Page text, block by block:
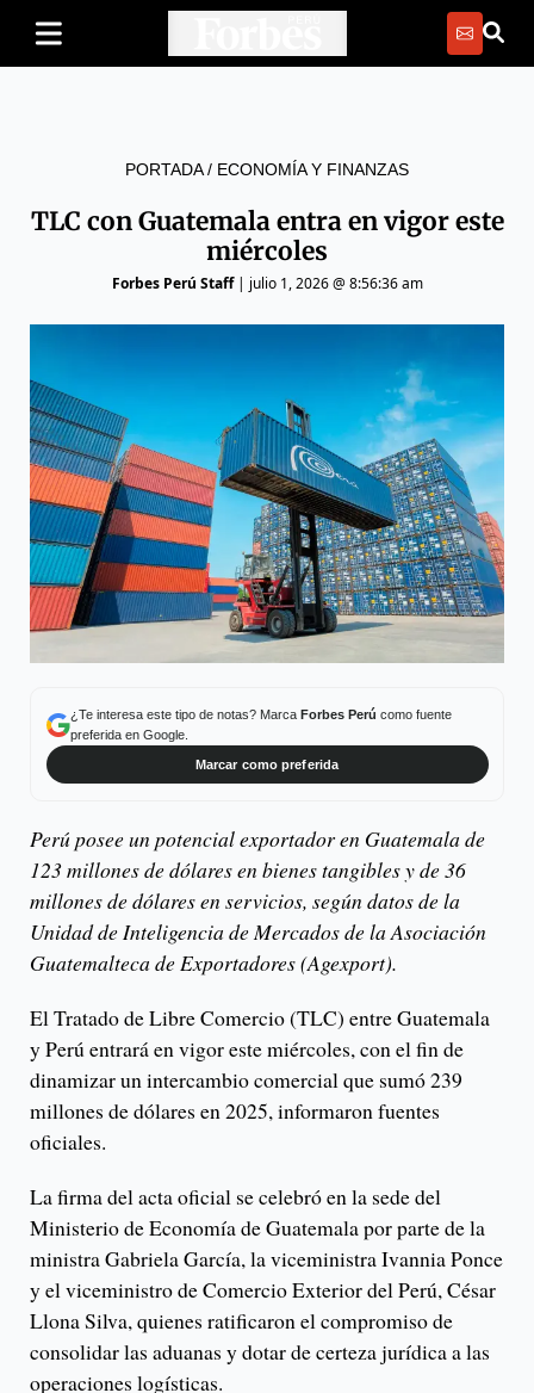
PORTADA/ ECONOMÍA Y FINANZAS
TLC con Guatemala entra en vigor este
miércoles
Forbes Perú Staff| julio 1, 2026 @ 8:56:36 am
¿Te interesa este tipo de notas? Marca Forbes Perú como fuente
preferida en Google.
Marcar como preferida
Perú posee un potencial exportador en Guatemala de
123 millones de dólares en bienes tangibles y de 36
millones de dólares en servicios, según datos de la
Unidad de Inteligencia de Mercados de la Asociación
Guatemalteca de Exportadores (Agexport).
El Tratado de Libre Comercio (TLC) entre Guatemala
y Perú entrará en vigor este miércoles, con el fin de
dinamizar un intercambio comercial que sumó 239
millones de dólares en 2025, informaron fuentes
oficiales.
La firma del acta oficial se celebró en la sede del
Ministerio de Economía de Guatemala por parte de la
ministra Gabriela García, la viceministra Ivannia Ponce
y el viceministro de Comercio Exterior del Perú, César
Llona Silva, quienes ratificaron el compromiso de
consolidar las aduanas y dotar de certeza jurídica a las
operaciones logísticas.